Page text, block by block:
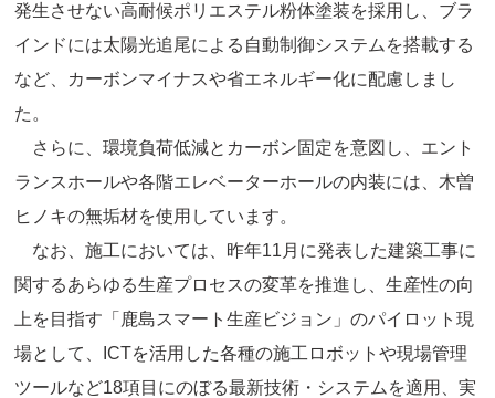
発生させない高耐候ポリエステル粉体塗装を採用し、ブラ
インドには太陽光追尾による自動制御システムを搭載する
など、カーボンマイナスや省エネルギー化に配慮しまし
た。
さらに、環境負荷低減とカーボン固定を意図し、エント
ランスホールや各階エレベーターホールの内装には、木曽
ヒノキの無垢材を使用しています。
なお、施工においては、昨年11月に発表した建築工事に
関するあらゆる生産プロセスの変革を推進し、生産性の向
上を目指す「鹿島スマート生産ビジョン」のパイロット現
場として、ICTを活用した各種の施工ロボットや現場管理
ツールなど18項目にのぼる最新技術・システムを適用、実